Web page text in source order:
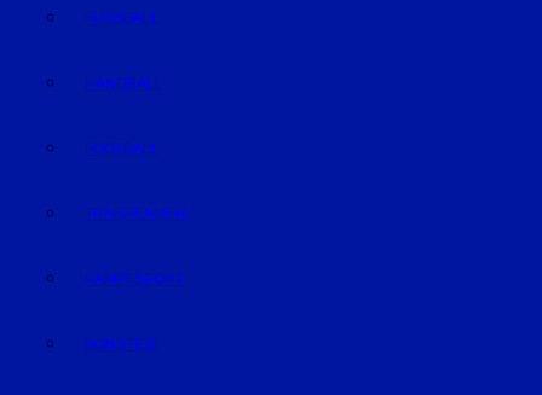
FUSSBALL
HANDBALL
FOOTBALL
TRABRENNEN
KAMPFSPORT
SONSTIGE